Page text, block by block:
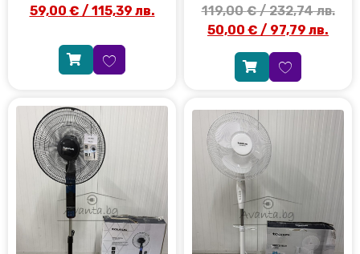
59,00 € / 115,39 лв. 119,00€/ 232,74 лв.
50,00 € / 97,79 лв.